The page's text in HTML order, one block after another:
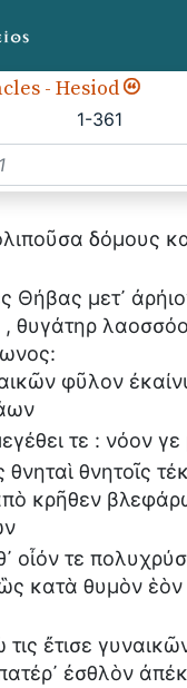
- Hesiod
1-361
δόμους
Θήβας μετ᾽
, θυγάτηρ
:
φῦλον
τε : νόον γε
θνηταὶ θνητοῖς
κρῆθεν
οἶόν τε
κατὰ θυμὸν ἑὸν
τις ἔτισε
ἐσθλὸν